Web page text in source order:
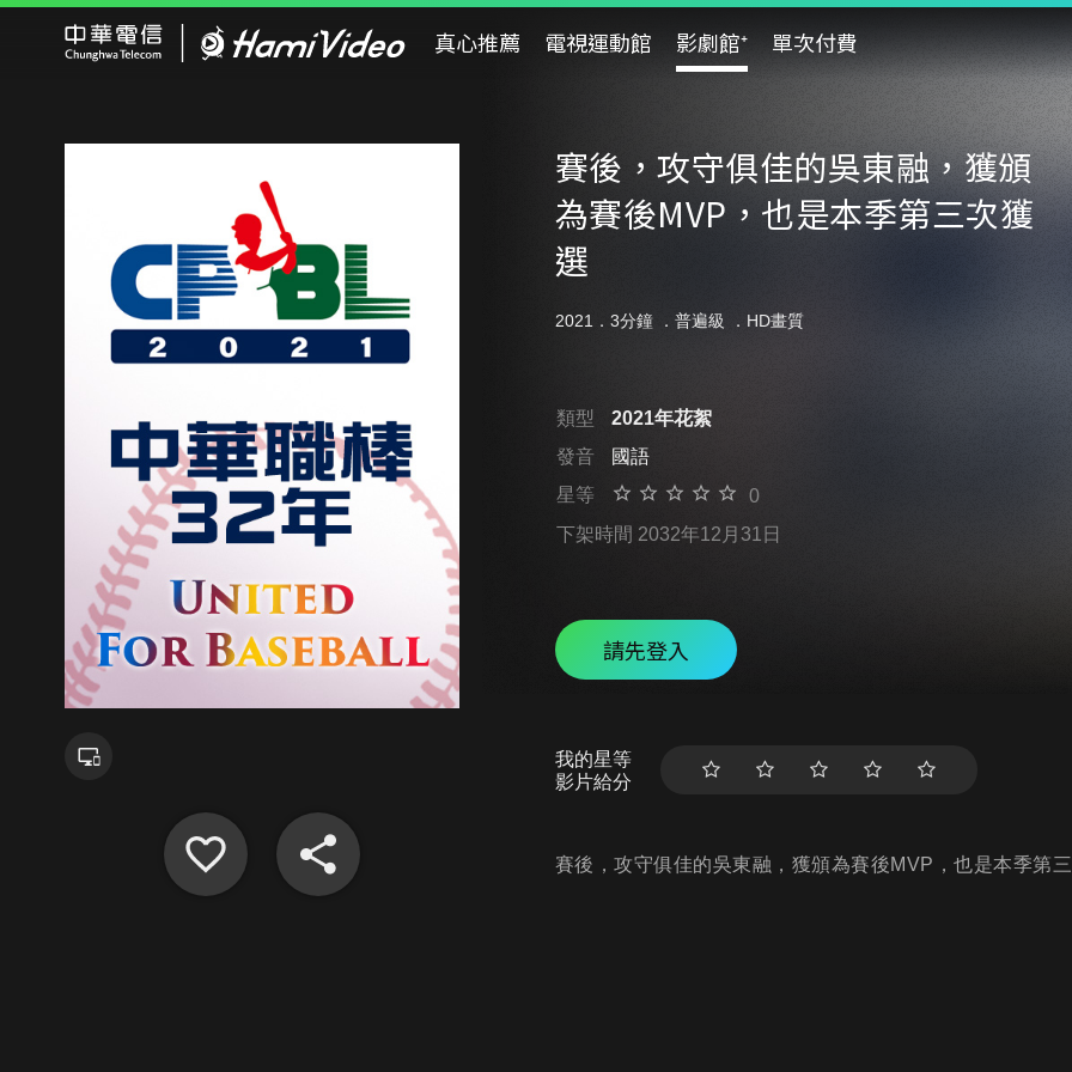
真心推薦 電視運動館 影劇館⁺ 單次付費
賽後，攻守俱佳的吳東融，獲頒
為賽後MVP，也是本季第三次獲
選
2021．3分鐘 ． 普遍級 ．HD畫質
類型
2021年花絮
發音
國語
星等
0
下架時間 2032年12月31日
請先登入
我的星等
影片給分
賽後，攻守俱佳的吳東融，獲頒為賽後MVP，也是本季第